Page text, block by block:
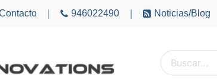
946022490 Noticias/Blog